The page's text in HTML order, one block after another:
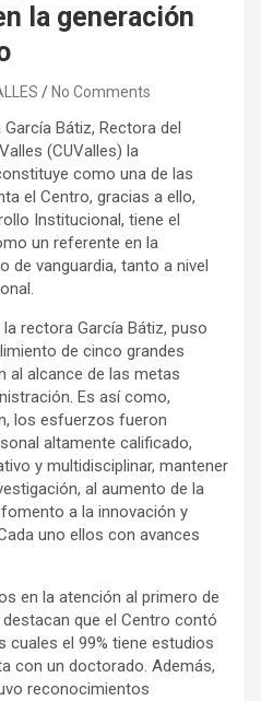
la generación
No Comments
Bátiz, Rectora del
(CUValles) la
como una de las
el Centro, gracias a ello,
Institucional, tiene el
un referente en la
de vanguardia, tanto a nivel
rectora García Bátiz, puso
de cinco grandes
al alcance de las metas
Es así como,
los esfuerzos fueron
altamente calificado,
y multidisciplinar, mantener
al aumento de la
a la innovación y
uno ellos con avances
en la atención al primero de
que el Centro contó
cuales el 99% tiene estudios
con un doctorado. Además,
reconocimientos